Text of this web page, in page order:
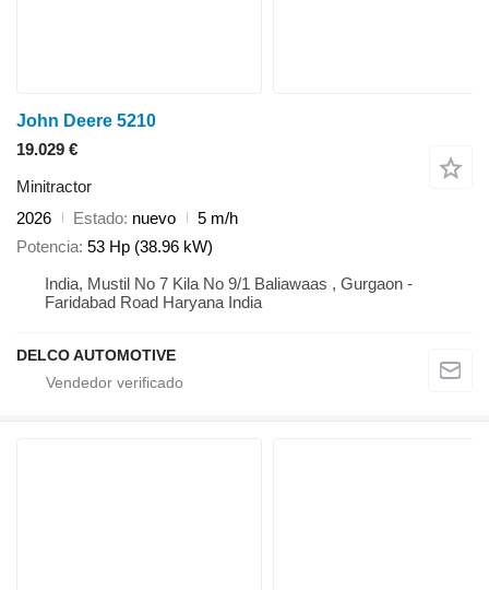
John Deere 5210
19.029 €
Minitractor
2026
Estado nuevo
5 m/h
Potencia 53 Hp (38.96 kW)
India, Mustil No 7 Kila No 9/1 Baliawaas , Gurgaon -
Faridabad Road Haryana India
DELCO AUTOMOTIVE